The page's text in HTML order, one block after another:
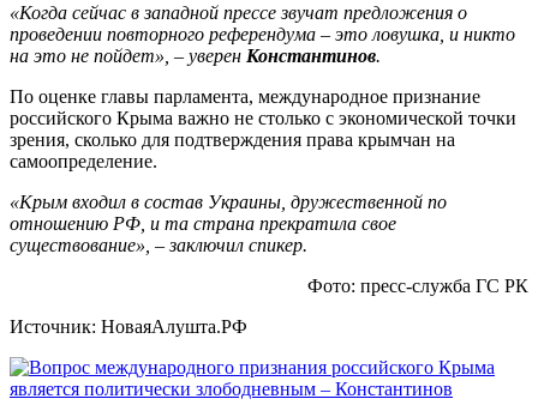
«Когда сейчас в западной прессе звучат предложения о
проведении повторного референдума – это ловушка, и никто
на это не пойдет», – уверен Константинов.
По оценке главы парламента, международное признание
российского Крыма важно не столько с экономической точки
зрения, сколько для подтверждения права крымчан на
самоопределение.
«Крым входил в состав Украины, дружественной по
отношению РФ, и та страна прекратила свое
существование», – заключил спикер.
Фото: пресс-служба ГС РК
Источник: НоваяАлушта.РФ